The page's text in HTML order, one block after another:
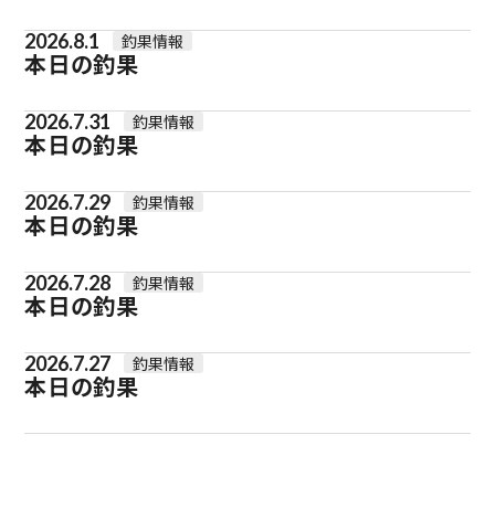
2026.8.1 釣果情報
本日の釣果
2026.7.31 釣果情報
本日の釣果
2026.7.29 釣果情報
本日の釣果
2026.7.28 釣果情報
本日の釣果
2026.7.27 釣果情報
本日の釣果